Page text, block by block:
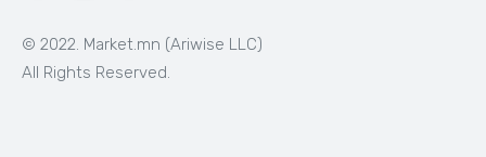
© 2022. Market.mn (Ariwise LLC)
All Rights Reserved.